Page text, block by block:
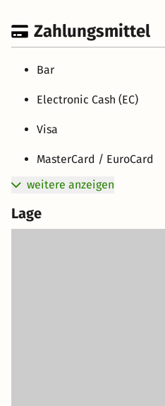
Zahlungsmittel
Bar
Electronic Cash (EC)
Visa
MasterCard / EuroCard
weitere anzeigen
Lage